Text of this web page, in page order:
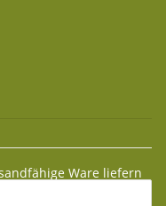
Ware liefern
99 € * Warenwert